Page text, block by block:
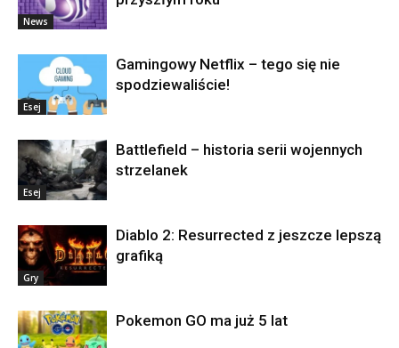
News
Esej
Gamingowy Netflix – tego się nie
spodziewaliście!
Esej
Battlefield – historia serii wojennych
strzelanek
Gry
Diablo 2: Resurrected z jeszcze lepszą
grafiką
Pokemon GO ma już 5 lat